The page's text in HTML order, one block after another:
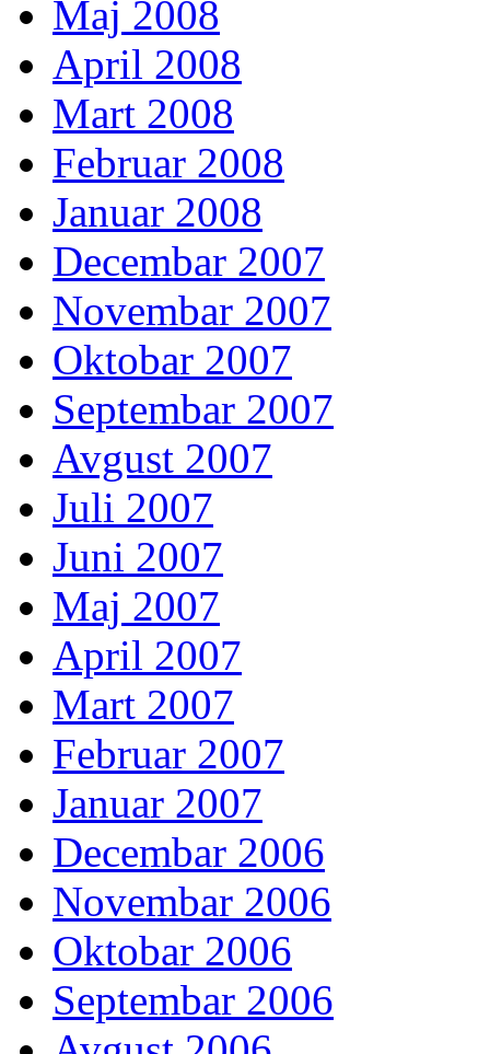
Maj 2008
April 2008
Mart 2008
Februar 2008
Januar 2008
Decembar 2007
Novembar 2007
Oktobar 2007
Septembar 2007
Avgust 2007
Juli 2007
Juni 2007
Maj 2007
April 2007
Mart 2007
Februar 2007
Januar 2007
Decembar 2006
Novembar 2006
Oktobar 2006
Septembar 2006